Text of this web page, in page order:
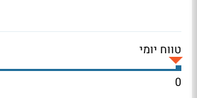
טווח יומי
0